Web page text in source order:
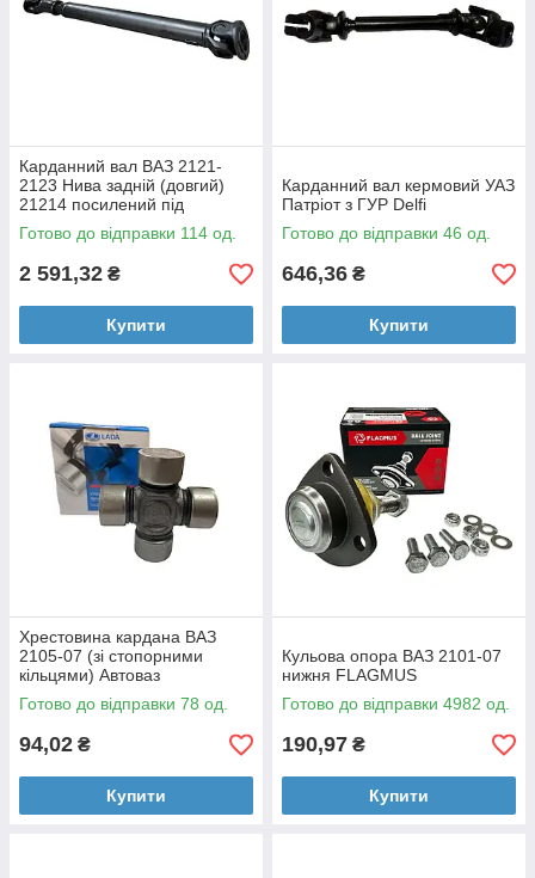
Карданний вал ВАЗ 2121-
2123 Нива задній (довгий)
21214 посилений під
хрестовину FLAGMUS
Готово до відправки 114 од.
2 591,32 ₴
Купити
Карданний вал кермовий УАЗ
Патріот з ГУР Delfi
Готово до відправки 46 од.
646,36 ₴
Купити
Хрестовина кардана ВАЗ
2105-07 (зі стопорними
кільцями) Автоваз
Готово до відправки 78 од.
94,02 ₴
Купити
Кульова опора ВАЗ 2101-07
нижня FLAGMUS
Готово до відправки 4982 од.
190,97 ₴
Купити